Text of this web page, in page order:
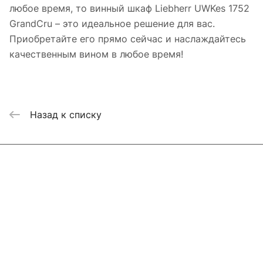
любое время, то винный шкаф Liebherr UWKes 1752
GrandCru – это идеальное решение для вас.
Приобретайте его прямо сейчас и наслаждайтесь
качественным вином в любое время!
Назад к списку